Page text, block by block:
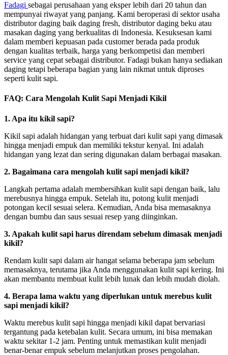
Fadagi sebagai perusahaan yang eksper lebih dari 20 tahun dan
mempunyai riwayat yang panjang. Kami beroperasi di sektor usaha
distributor daging baik daging fresh, distributor daging beku atau
masakan daging yang berkualitas di Indonesia. Kesuksesan kami
dalam memberi kepuasan pada customer berada pada produk
dengan kualitas terbaik, harga yang berkompetisi dan memberi
service yang cepat sebagai distributor. Fadagi bukan hanya sediakan
daging tetapi beberapa bagian yang lain nikmat untuk diproses
seperti kulit sapi.
FAQ: Cara Mengolah Kulit Sapi Menjadi Kikil
1. Apa itu kikil sapi?
Kikil sapi adalah hidangan yang terbuat dari kulit sapi yang dimasak
hingga menjadi empuk dan memiliki tekstur kenyal. Ini adalah
hidangan yang lezat dan sering digunakan dalam berbagai masakan.
2. Bagaimana cara mengolah kulit sapi menjadi kikil?
Langkah pertama adalah membersihkan kulit sapi dengan baik, lalu
merebusnya hingga empuk. Setelah itu, potong kulit menjadi
potongan kecil sesuai selera. Kemudian, Anda bisa memasaknya
dengan bumbu dan saus sesuai resep yang diinginkan.
3. Apakah kulit sapi harus direndam sebelum dimasak menjadi
kikil?
Rendam kulit sapi dalam air hangat selama beberapa jam sebelum
memasaknya, terutama jika Anda menggunakan kulit sapi kering. Ini
akan membantu membuat kulit lebih lunak dan lebih mudah diolah.
4. Berapa lama waktu yang diperlukan untuk merebus kulit
sapi menjadi kikil?
Waktu merebus kulit sapi hingga menjadi kikil dapat bervariasi
tergantung pada ketebalan kulit. Secara umum, ini bisa memakan
waktu sekitar 1-2 jam. Penting untuk memastikan kulit menjadi
benar-benar empuk sebelum melanjutkan proses pengolahan.